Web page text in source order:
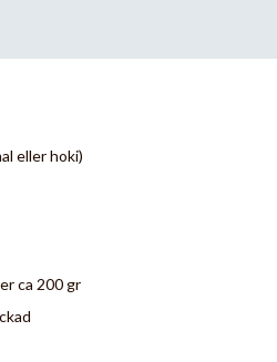
eller hoki)
ca 200 gr